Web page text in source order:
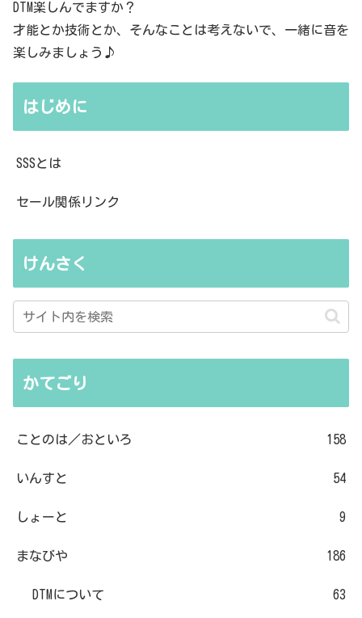
DTM楽しんでますか？
才能とか技術とか、そんなことは考えないで、一緒に音を
楽しみましょう♪
はじめに
SSSとは
セール関係リンク
けんさく
かてごり
ことのは／おといろ 158
いんすと 54
しょーと 9
まなびや 186
DTMについて 63